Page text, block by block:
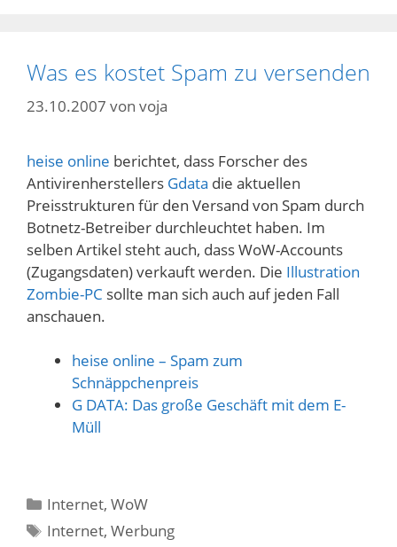
Was es kostet Spam zu versenden
23.10.2007 von voja
heise online berichtet, dass Forscher des
Antivirenherstellers Gdata die aktuellen
Preisstrukturen für den Versand von Spam durch
Botnetz-Betreiber durchleuchtet haben. Im
selben Artikel steht auch, dass WoW-Accounts
(Zugangsdaten) verkauft werden. Die Illustration
Zombie-PC sollte man sich auch auf jeden Fall
anschauen.
heise online – Spam zum
Schnäppchenpreis
G DATA: Das große Geschäft mit dem E-
Müll
Kategorien
Internet,WoW
Schlagwörter
Internet,Werbung